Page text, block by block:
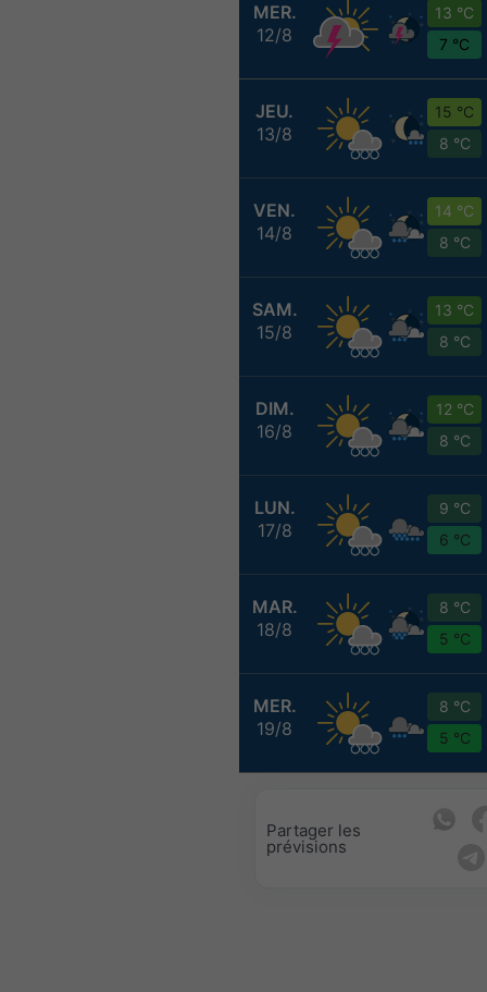
MER.
12/8
13 °C
7 °C
JEU.
13/8
15 °C
8 °C
VEN.
14/8
14 °C
8 °C
SAM.
15/8
13 °C
8 °C
DIM.
16/8
12 °C
8 °C
LUN.
17/8
9 °C
6 °C
MAR.
18/8
8 °C
5 °C
MER.
19/8
8 °C
5 °C
Partager les
prévisions